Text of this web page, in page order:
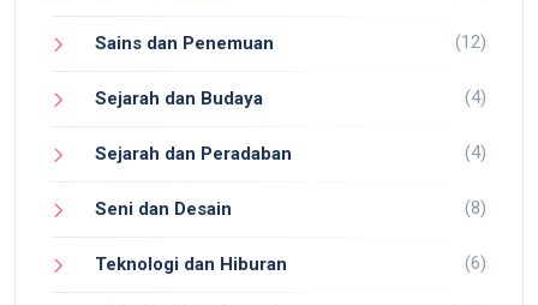
Sains dan Penemuan (12)
Sejarah dan Budaya (4)
Sejarah dan Peradaban (4)
Seni dan Desain (8)
Teknologi dan Hiburan (6)